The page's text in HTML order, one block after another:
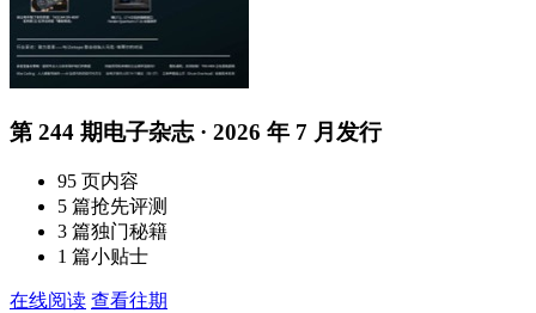
第 244 期电子杂志 · 2026 年 7 月发行
95 页内容
5 篇抢先评测
3 篇独门秘籍
1 篇小贴士
在线阅读 查看往期